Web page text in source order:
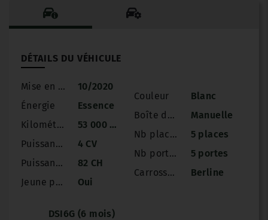
DÉTAILS DU VÉHICULE
Mise en circulation
10/2020
Énergie
Essence
Kilométrage
53 000 km
Puissance
4 CV
Puissance réelle
82 CH
Jeune permis
Oui
Couleur
Blanc
Boîte de vitesse
Manuelle
Nb places
5 places
Nb portes
5 portes
Carrosserie
Berline
DSI6G (6 mois)